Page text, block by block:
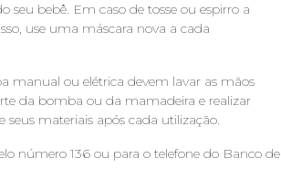
seu bebê. Em caso de tosse ou espirro a
use uma máscara nova a cada
manual ou elétrica devem lavar as mãos
da bomba ou da mamadeira e realizar
materiais após cada utilização.
número 136 ou para o telefone do Banco de